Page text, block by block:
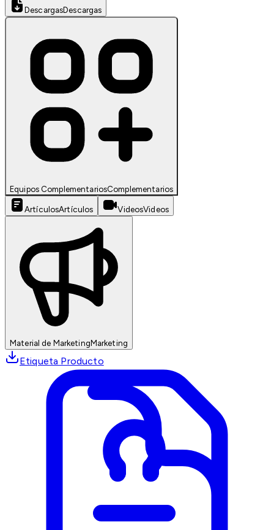
DescargasDescargas
Equipos ComplementariosComplementarios
ArtículosArtículos VideosVideos
Material de MarketingMarketing
Etiqueta Producto